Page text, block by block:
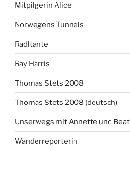
Mitpilgerin Alice
Norwegens Tunnels
Radltante
Ray Harris
Thomas Stets 2008
Thomas Stets 2008 (deutsch)
Unserwegs mit Annette und Beat
Wanderreporterin